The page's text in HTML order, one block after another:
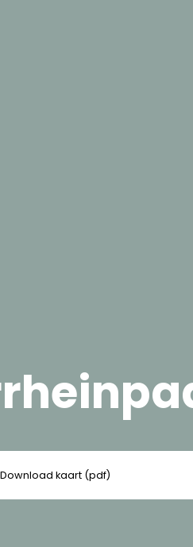
Download kaart (pdf)